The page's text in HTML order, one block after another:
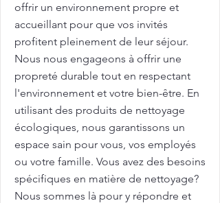
offrir un environnement propre et
accueillant pour que vos invités
profitent pleinement de leur séjour.
Nous nous engageons à offrir une
propreté durable tout en respectant
l'environnement et votre bien-être. En
utilisant des produits de nettoyage
écologiques, nous garantissons un
espace sain pour vous, vos employés
ou votre famille. Vous avez des besoins
spécifiques en matière de nettoyage?
Nous sommes là pour y répondre et